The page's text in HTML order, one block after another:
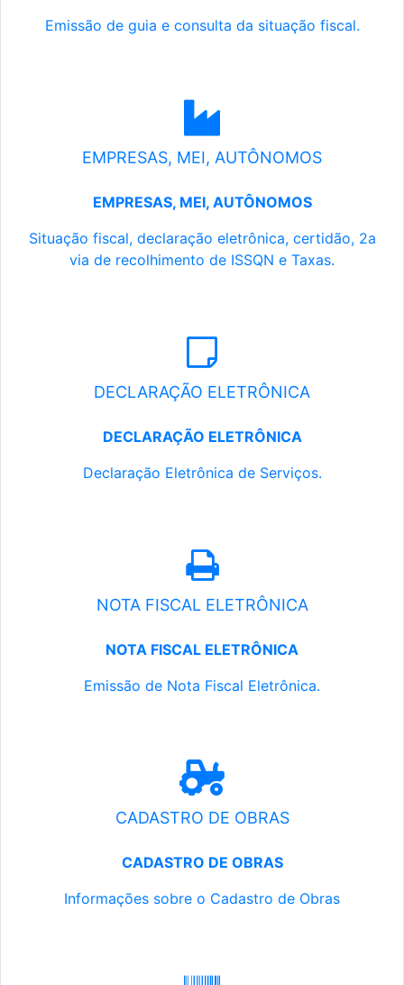
Emissão de guia e consulta da situação fiscal.
EMPRESAS, MEI, AUTÔNOMOS
EMPRESAS, MEI, AUTÔNOMOS
Situação fiscal, declaração eletrônica, certidão, 2a
via de recolhimento de ISSQN e Taxas.
DECLARAÇÃO ELETRÔNICA
DECLARAÇÃO ELETRÔNICA
Declaração Eletrônica de Serviços.
NOTA FISCAL ELETRÔNICA
NOTA FISCAL ELETRÔNICA
Emissão de Nota Fiscal Eletrônica.
CADASTRO DE OBRAS
CADASTRO DE OBRAS
Informações sobre o Cadastro de Obras